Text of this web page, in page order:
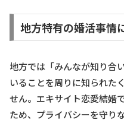
地方特有の婚活事情
地方では「みんなが知り合
いることを周りに知られた
せん。エキサイト恋愛結婚
ため、プライバシーを守り